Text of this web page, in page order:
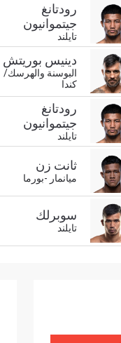
رودتانغ
جيتموانيون
تايلند
دينيس بوريتش
البوسنة والهرسك/
كندا
رودتانغ
جيتموانيون
تايلند
ثانت زن
ميانمار -بورما
سوبرلك
تايلند